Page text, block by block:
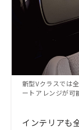
新型Vクラスでは
ートアレンジが可
インテリアも